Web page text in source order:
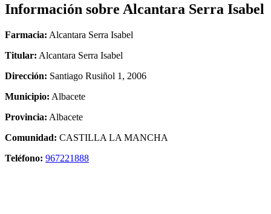
Información sobre Alcantara Serra Isabel
Farmacia: Alcantara Serra Isabel
Titular: Alcantara Serra Isabel
Dirección: Santiago Rusiñol 1, 2006
Municipio: Albacete
Provincia: Albacete
Comunidad: CASTILLA LA MANCHA
Teléfono: 967221888